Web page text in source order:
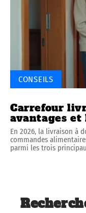
CONSEILS
Carrefour
avantages
En 2026, la livraison à
commandes
parmi les trois